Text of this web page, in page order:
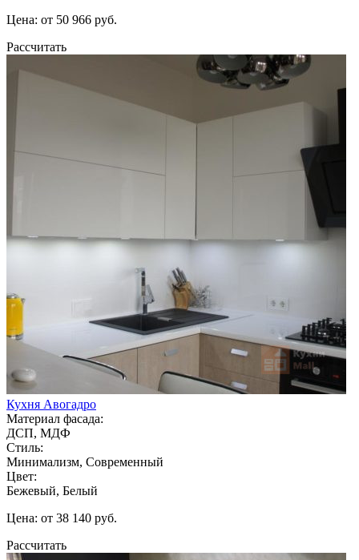
Цена: от 50 966 руб.
Рассчитать
Кухня Авогадро
Материал фасада:
ДСП, МДФ
Стиль:
Минимализм, Современный
Цвет:
Бежевый, Белый
Цена: от 38 140 руб.
Рассчитать